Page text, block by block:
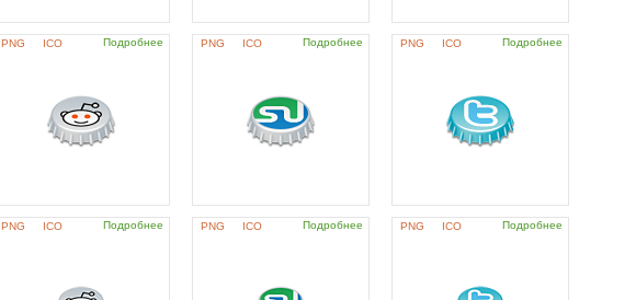
PNG ICO Подробнее PNG ICO Подробнее PNG ICO Подробнее
PNG ICO Подробнее PNG ICO Подробнее PNG ICO Подробнее